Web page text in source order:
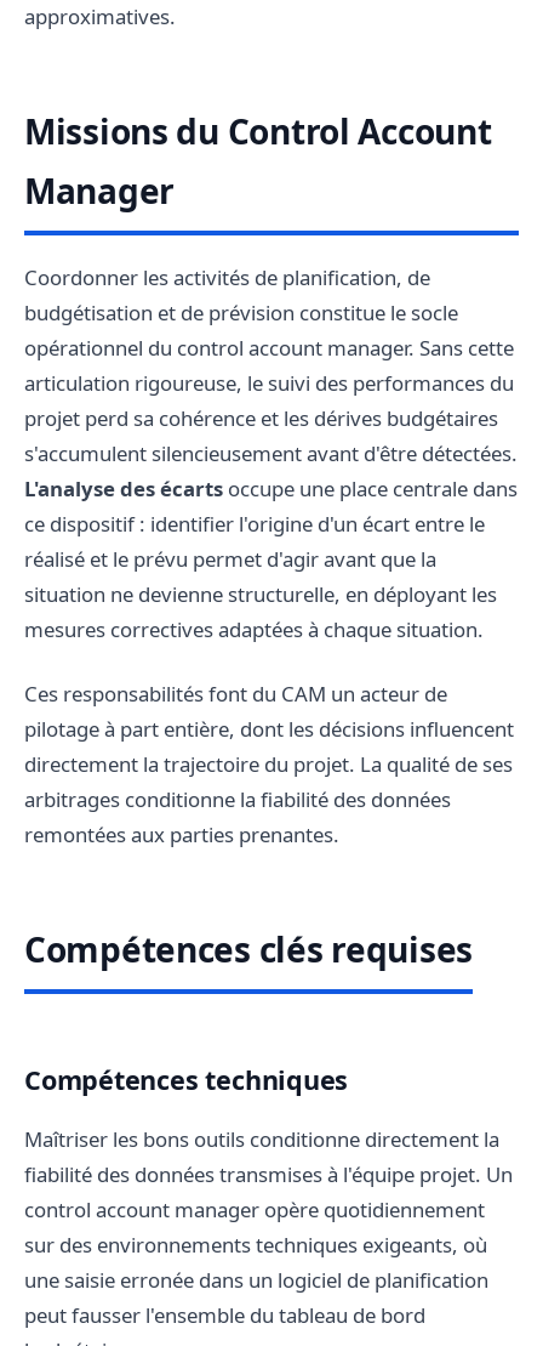
approximatives.
Missions du Control Account
Manager
Coordonner les activités de planification, de
budgétisation et de prévision constitue le socle
opérationnel du control account manager. Sans cette
articulation rigoureuse, le suivi des performances du
projet perd sa cohérence et les dérives budgétaires
s'accumulent silencieusement avant d'être détectées.
L'analyse des écarts occupe une place centrale dans
ce dispositif : identifier l'origine d'un écart entre le
réalisé et le prévu permet d'agir avant que la
situation ne devienne structurelle, en déployant les
mesures correctives adaptées à chaque situation.
Ces responsabilités font du CAM un acteur de
pilotage à part entière, dont les décisions influencent
directement la trajectoire du projet. La qualité de ses
arbitrages conditionne la fiabilité des données
remontées aux parties prenantes.
Compétences clés requises
Compétences techniques
Maîtriser les bons outils conditionne directement la
fiabilité des données transmises à l'équipe projet. Un
control account manager opère quotidiennement
sur des environnements techniques exigeants, où
une saisie erronée dans un logiciel de planification
peut fausser l'ensemble du tableau de bord